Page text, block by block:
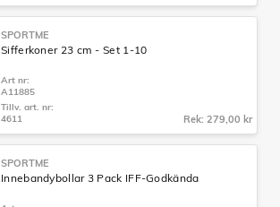
SPORTME
Sifferkoner 23 cm - Set 1-10
Art nr:
A11885
Tillv. art. nr:
4611
Rek: 279,00 kr
SPORTME
Innebandybollar 3 Pack IFF-Godkända